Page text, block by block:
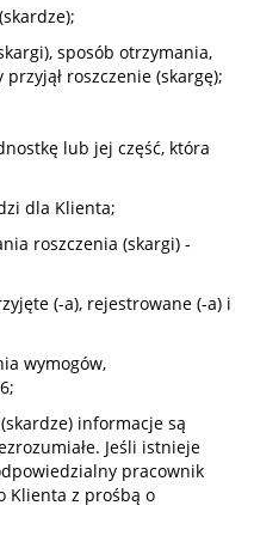
sposób otrzymania,
roszczenie (skargę);
lub jej część, która
dla Klienta;
roszczenia (skargi) -
(-a), rejestrowane (-a) i
wymogów,
informacje są
Jeśli istnieje
pracownik
Klienta z prośbą o